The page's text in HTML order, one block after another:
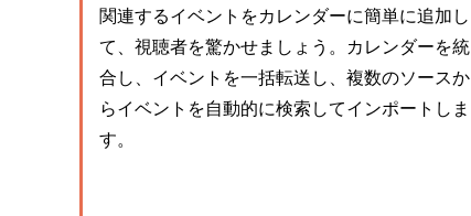
関連するイベントをカレンダーに簡単に追加し
て、視聴者を驚かせましょう。カレンダーを統
合し、イベントを一括転送し、複数のソースか
らイベントを自動的に検索してインポートしま
す。